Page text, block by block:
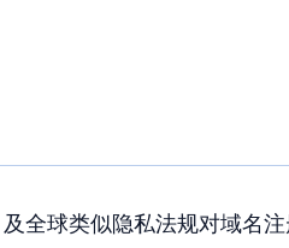
全球类似隐私法规对域名